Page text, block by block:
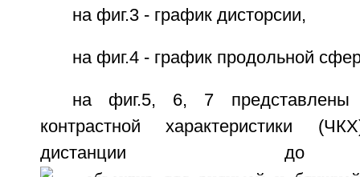
на фиг.3 - график дисторсии,
на фиг.4 - график продольной
на фиг.5, 6, 7 представлены
контрастной характеристики
дистанции до